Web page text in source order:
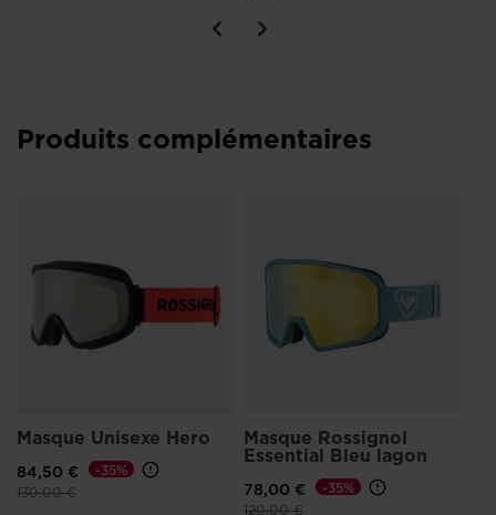
Produits complémentaires
Masque Unisexe Hero
84,50 €
Prix réduit de
130,00 €à
-35%
Masque Rossignol
Essential Bleu lagon
78,00 €
Prix réduit de
120,00 €à
-35%